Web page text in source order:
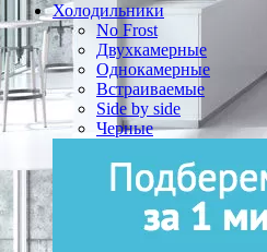
Холодильники
No Frost
Двухкамерные
Однокамерные
Встраиваемые
Side by side
Черные